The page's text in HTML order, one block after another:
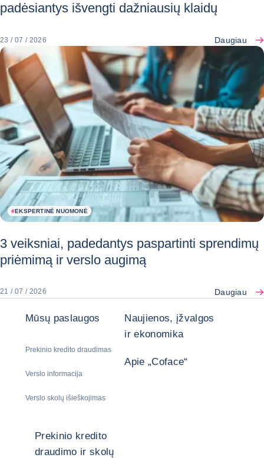
padėsiantys išvengti dažniausių klaidų
23 / 07 / 2026 Daugiau
#EKSPERTINĖ NUOMONĖ
3 veiksniai, padedantys paspartinti sprendimų
priėmimą ir verslo augimą
21 / 07 / 2026 Daugiau
Mūsų paslaugos
Prekinio kredito draudimas
Verslo informacija
Verslo skolų išieškojimas
Naujienos, įžvalgos
ir ekonomika
Apie „Coface“
Prekinio kredito
draudimo ir skolų